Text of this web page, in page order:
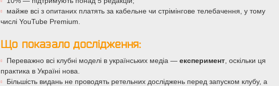
майже всі з опитаних платять за кабельне чи стрімінгове телебачення, у тому
числі YouTube Premium.
Що показало дослідження:
Переважно всі клубні моделі в українських медіа — експеримент , оскільки ця
практика в Україні нова.
Більшість видань не проводять ретельних досліджень перед запуском клубу, а